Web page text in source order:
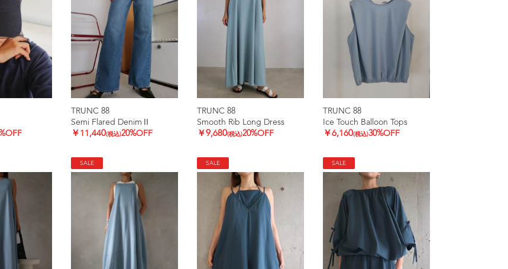
TRUNC 88
Semi Flared DenimⅡ
￥11,440(税込)20%OFF
TRUNC 88
Smooth Rib Long Dress
￥9,680(税込)20%OFF
TRUNC 88
Ice Touch Balloon Tops
￥6,160(税込)30%OFF
SALE SALE SALE